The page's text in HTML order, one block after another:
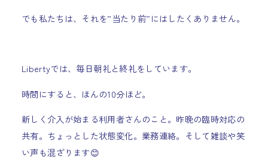
でも私たちは、それを”当たり前”にはしたくありません。
Libertyでは、毎日朝礼と終礼をしています。
時間にすると、ほんの10分ほど。
新しく介入が始まる利用者さんのこと。昨晩の臨時対応の
共有。ちょっとした状態変化。業務連絡。そして雑談や笑
い声も混ざります😊